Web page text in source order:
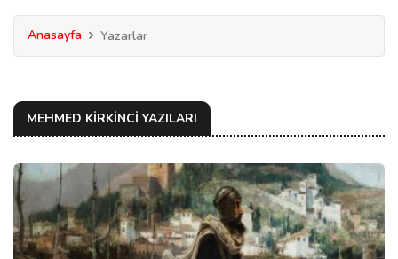
Anasayfa Yazarlar
MEHMED KIRKINCI YAZILARI